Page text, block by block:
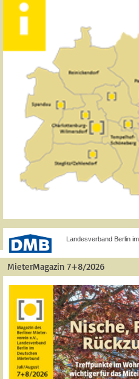
Landesverband Berlin
MieterMagazin 7+8/2026